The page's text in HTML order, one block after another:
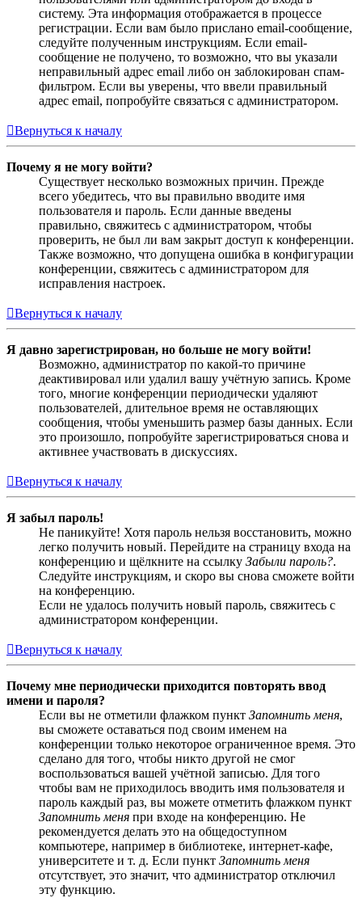
систему. Эта информация отображается в процессе
регистрации. Если вам было прислано email-сообщение,
следуйте полученным инструкциям. Если email-
сообщение не получено, то возможно, что вы указали
неправильный адрес email либо он заблокирован спам-
фильтром. Если вы уверены, что ввели правильный
адрес email, попробуйте связаться с администратором.
Вернуться к началу
Почему я не могу войти?
Существует несколько возможных причин. Прежде
всего убедитесь, что вы правильно вводите имя
пользователя и пароль. Если данные введены
правильно, свяжитесь с администратором, чтобы
проверить, не был ли вам закрыт доступ к конференции.
Также возможно, что допущена ошибка в конфигурации
конференции, свяжитесь с администратором для
исправления настроек.
Вернуться к началу
Я давно зарегистрирован, но больше не могу войти!
Возможно, администратор по какой-то причине
деактивировал или удалил вашу учётную запись. Кроме
того, многие конференции периодически удаляют
пользователей, длительное время не оставляющих
сообщения, чтобы уменьшить размер базы данных. Если
это произошло, попробуйте зарегистрироваться снова и
активнее участвовать в дискуссиях.
Вернуться к началу
Я забыл пароль!
Не паникуйте! Хотя пароль нельзя восстановить, можно
легко получить новый. Перейдите на страницу входа на
конференцию и щёлкните на ссылку Забыли пароль?.
Следуйте инструкциям, и скоро вы снова сможете войти
на конференцию.
Если не удалось получить новый пароль, свяжитесь с
администратором конференции.
Вернуться к началу
Почему мне периодически приходится повторять ввод
имени и пароля?
Если вы не отметили флажком пункт Запомнить меня,
вы сможете оставаться под своим именем на
конференции только некоторое ограниченное время. Это
сделано для того, чтобы никто другой не смог
воспользоваться вашей учётной записью. Для того
чтобы вам не приходилось вводить имя пользователя и
пароль каждый раз, вы можете отметить флажком пункт
Запомнить меня при входе на конференцию. Не
рекомендуется делать это на общедоступном
компьютере, например в библиотеке, интернет-кафе,
университете и т. д. Если пункт Запомнить меня
отсутствует, это значит, что администратор отключил
эту функцию.